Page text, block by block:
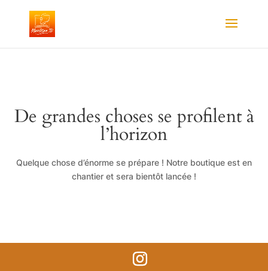
De grandes choses se profilent à
l’horizon
Quelque chose d’énorme se prépare ! Notre boutique est en
chantier et sera bientôt lancée !